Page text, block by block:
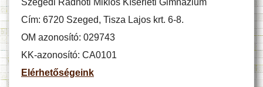
Szegedi Radnóti Miklós Kísérleti Gimnázium
Cím: 6720 Szeged, Tisza Lajos krt. 6-8.
OM azonosító: 029743
KK-azonosító: CA0101
Elérhetőségeink